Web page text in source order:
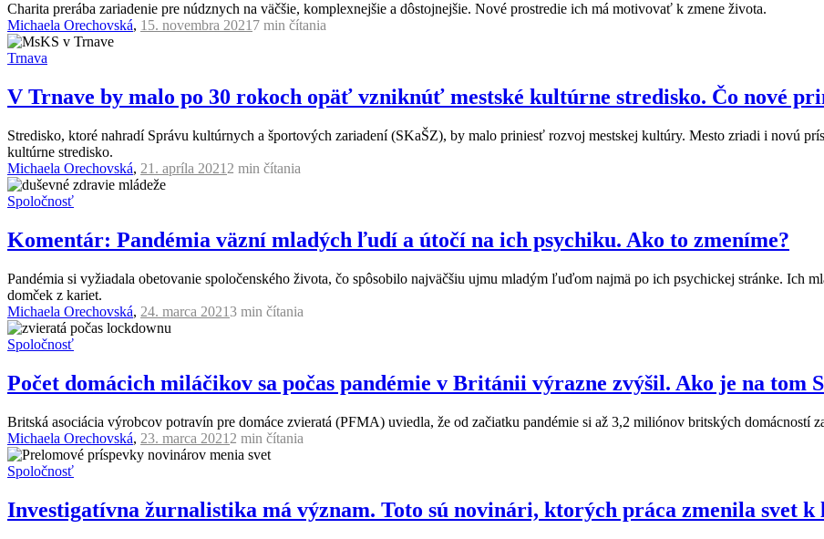
Charita prerába zariadenie pre núdznych na väčšie, komplexnejšie a dôstojnejšie. Nové prostredie ich má motivovať k zmene života.
Michaela Orechovská, 15. novembra 2021 7 min čítania
Trnava
V Trnave by malo po 30 rokoch opäť vzniknúť mestské kultúrne stredisko. Čo nové
Stredisko, ktoré nahradí Správu kultúrnych a športových zariadení (SKaŠZ), by malo priniesť rozvoj mestskej kultúry. Mesto zriadi i novú
kultúrne stredisko.
Michaela Orechovská, 21. apríla 2021 2 min čítania
Spoločnosť
Komentár: Pandémia väzní mladých ľudí a útočí na ich psychiku. Ako to zmeníme?
Pandémia si vyžiadala obetovanie spoločenského života, čo spôsobilo najväčšiu ujmu mladým ľuďom najmä po ich psychickej stránke. Ich
domček z kariet.
Michaela Orechovská, 24. marca 20213 min čítania
Spoločnosť
Počet domácich miláčikov sa počas pandémie v Británii výrazne zvýšil. Ako je na tom
Britská asociácia výrobcov potravín pre domáce zvieratá (PFMA) uviedla, že od začiatku pandémie si až 3,2 miliónov britských domácností
Michaela Orechovská, 23. marca 2021 2 min čítania
Spoločnosť
Investigatívna žurnalistika má význam. Toto sú novinári, ktorých práca zmenila svet k